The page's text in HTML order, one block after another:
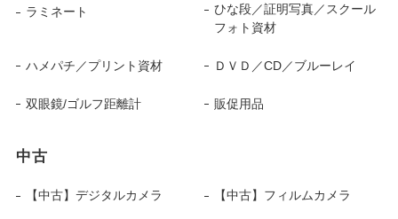
ラミネート
ひな段／証明写真／スクール
フォト資材
ハメパチ／プリント資材 ＤＶＤ／CD／ブルーレイ
双眼鏡/ゴルフ距離計 販促用品
中古
【中古】デジタルカメラ 【中古】フィルムカメラ